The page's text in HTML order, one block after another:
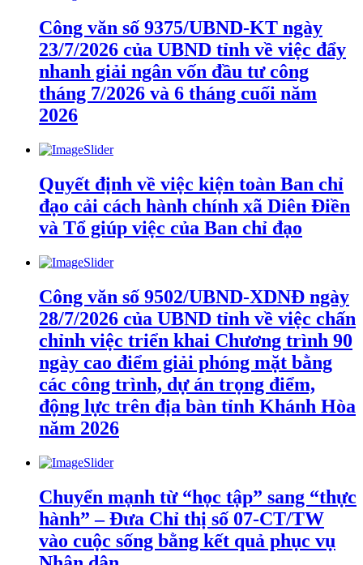
Công văn số 9375/UBND-KT ngày
23/7/2026 của UBND tỉnh về việc đẩy
nhanh giải ngân vốn đầu tư công
tháng 7/2026 và 6 tháng cuối năm
2026
Quyết định về việc kiện toàn Ban chỉ
đạo cải cách hành chính xã Diên Điền
và Tổ giúp việc của Ban chỉ đạo
Công văn số 9502/UBND-XDNĐ ngày
28/7/2026 của UBND tỉnh về việc chấn
chỉnh việc triển khai Chương trình 90
ngày cao điểm giải phóng mặt bằng
các công trình, dự án trọng điểm,
động lực trên địa bàn tỉnh Khánh Hòa
năm 2026
Chuyển mạnh từ “học tập” sang “thực
hành” – Đưa Chỉ thị số 07-CT/TW
vào cuộc sống bằng kết quả phục vụ